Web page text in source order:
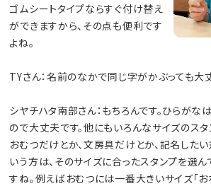
ゴムシートタイプならすぐ付け替え
ができますから、その点も便利です
よね。
TYさん：名前のなかで同じ字がかぶっても大
シヤチハタ南部さん：もちろんです。ひらがな
ので大丈夫です。他にもいろんなサイズのスタ
おむつだけとか、文房具だけとか、記名した
いう方は、そのサイズに合ったスタンプを選
すね。例えばおむつには一番大きいサイズ「